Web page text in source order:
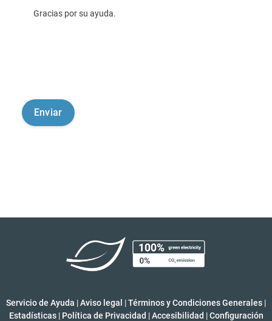
Gracias por su ayuda.
Servicio de Ayuda |Aviso legal |Términos y Condiciones Generales |
Estadísticas | Política de Privacidad | Accesibilidad | Configuración